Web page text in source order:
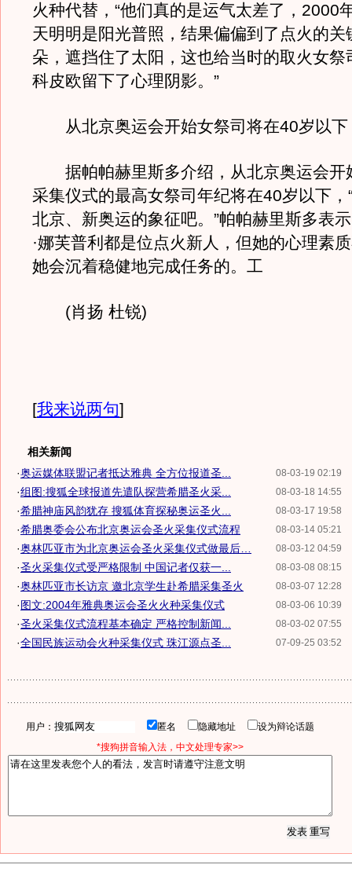
火种代替，“他们真的是运气太差了，2000
天明明是阳光普照，结果偏偏到了点火的关
朵，遮挡住了太阳，这也给当时的取火女祭
科皮欧留下了心理阴影。”
从北京奥运会开始女祭司将在40岁以下
据帕帕赫里斯多介绍，从北京奥运会开
采集仪式的最高女祭司年纪将在40岁以下，
北京、新奥运的象征吧。”帕帕赫里斯多表
·娜芙普利都是位点火新人，但她的心理素
她会沉着稳健地完成任务的。工
(肖扬 杜锐)
[我来说两句]
相关新闻
08-03-19 02:19
·奥运媒体联盟记者抵达雅典 全方位报道圣...
08-03-18 14:55
·组图:搜狐全球报道先遣队探营希腊圣火采...
08-03-17 19:58
·希腊神庙风韵犹存 搜狐体育探秘奥运圣火...
08-03-14 05:21
·希腊奥委会公布北京奥运会圣火采集仪式流程
08-03-12 04:59
·奥林匹亚市为北京奥运会圣火采集仪式做最后…
08-03-08 08:15
·圣火采集仪式受严格限制 中国记者仅获一...
08-03-07 12:28
·奥林匹亚市长访京 邀北京学生赴希腊采集圣火
08-03-06 10:39
·图文:2004年雅典奥运会圣火火种采集仪式
08-03-02 07:55
·圣火采集仪式流程基本确定 严格控制新闻...
07-09-25 03:52
·全国民族运动会火种采集仪式 珠江源点圣...
用户： 匿名 隐藏地址
设为辩论话题
*搜狗拼音输入法，中文处理专家>>